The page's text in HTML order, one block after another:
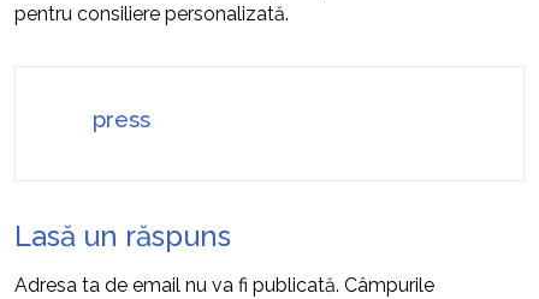
pentru consiliere personalizată.
press
Lasă un răspuns
Adresa ta de email nu va fi publicată. Câmpurile